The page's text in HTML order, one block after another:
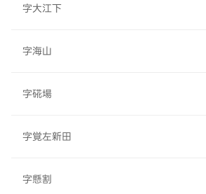
字大江下
字海山
字硴場
字覚左新田
字懸割